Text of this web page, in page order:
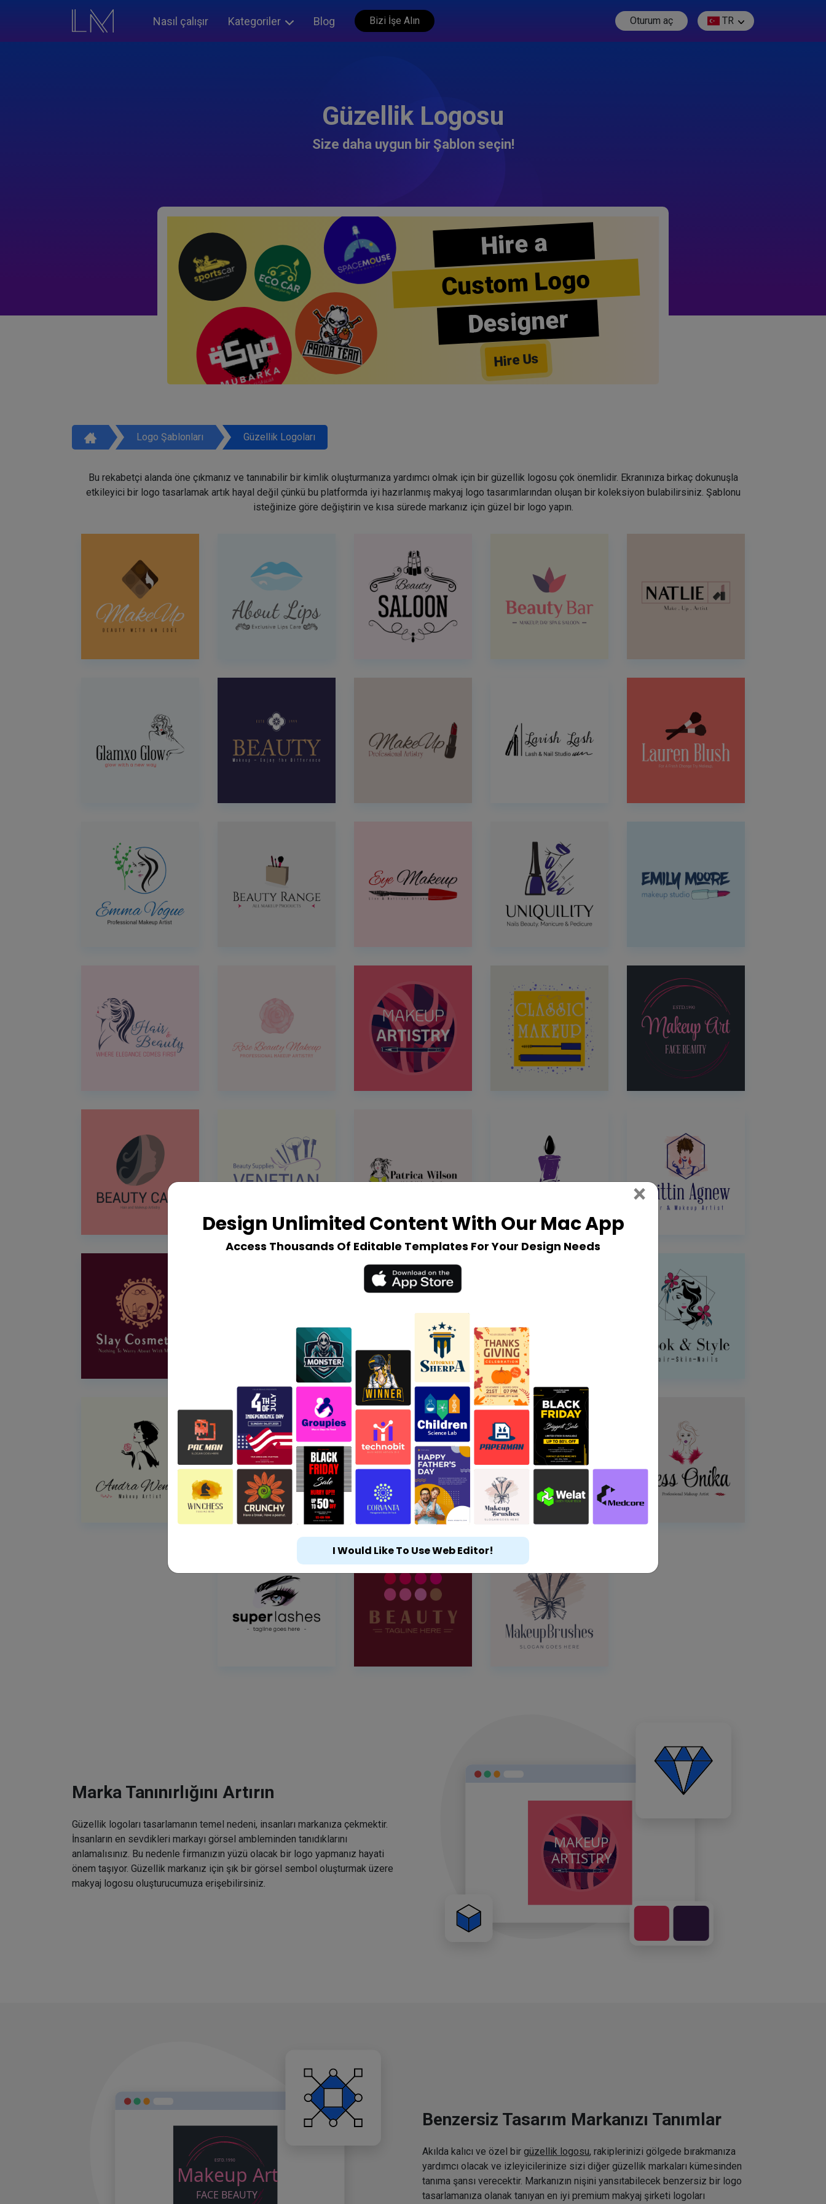
Nasıl çalışır Kategoriler Blog Bizi İşe Alın Oturum aç TR
Güzellik Logosu
Size daha uygun bir Şablon seçin!
Hire a
Custom Logo
Designer
Hire Us
Logo Şablonları Güzellik Logoları
Bu rekabetçi alanda öne çıkmanız ve tanınabilir bir kimlik oluşturmanıza yardımcı olmak için bir güzellik logosu çok önemlidir. Ekranınıza birkaç dokunuşla
etkileyici bir logo tasarlamak artık hayal değil çünkü bu platformda iyi hazırlanmış makyaj logo tasarımlarından oluşan bir koleksiyon bulabilirsiniz. Şablonu
isteğinize göre değiştirin ve kısa sürede markanız için güzel bir logo yapın.
Marka Tanınırlığını Artırın
Güzellik logoları tasarlamanın temel nedeni, insanları markanıza çekmektir.
İnsanların en sevdikleri markayı görsel ambleminden tanıdıklarını
anlamalısınız. Bu nedenle firmanızın yüzü olacak bir logo yapmanız hayati
önem taşıyor. Güzellik markanız için şık bir görsel sembol oluşturmak üzere
makyaj logosu oluşturucumuza erişebilirsiniz.
Benzersiz Tasarım Markanızı Tanımlar
Akılda kalıcı ve özel bir güzellik logosu, rakiplerinizi gölgede bırakmanıza
yardımcı olacak ve izleyicilerinize sizi diğer güzellik markaları kümesinden
tanıma şansı verecektir. Markanızın nişini yansıtabilecek benzersiz bir logo
tasarlamanıza olanak tanıyan en iyi premium makyaj şirketi logoları
Design Unlimited Content With Our Mac App
Access Thousands Of Editable Templates For Your Design Needs
× Close
I Would Like To Use Web Editor!